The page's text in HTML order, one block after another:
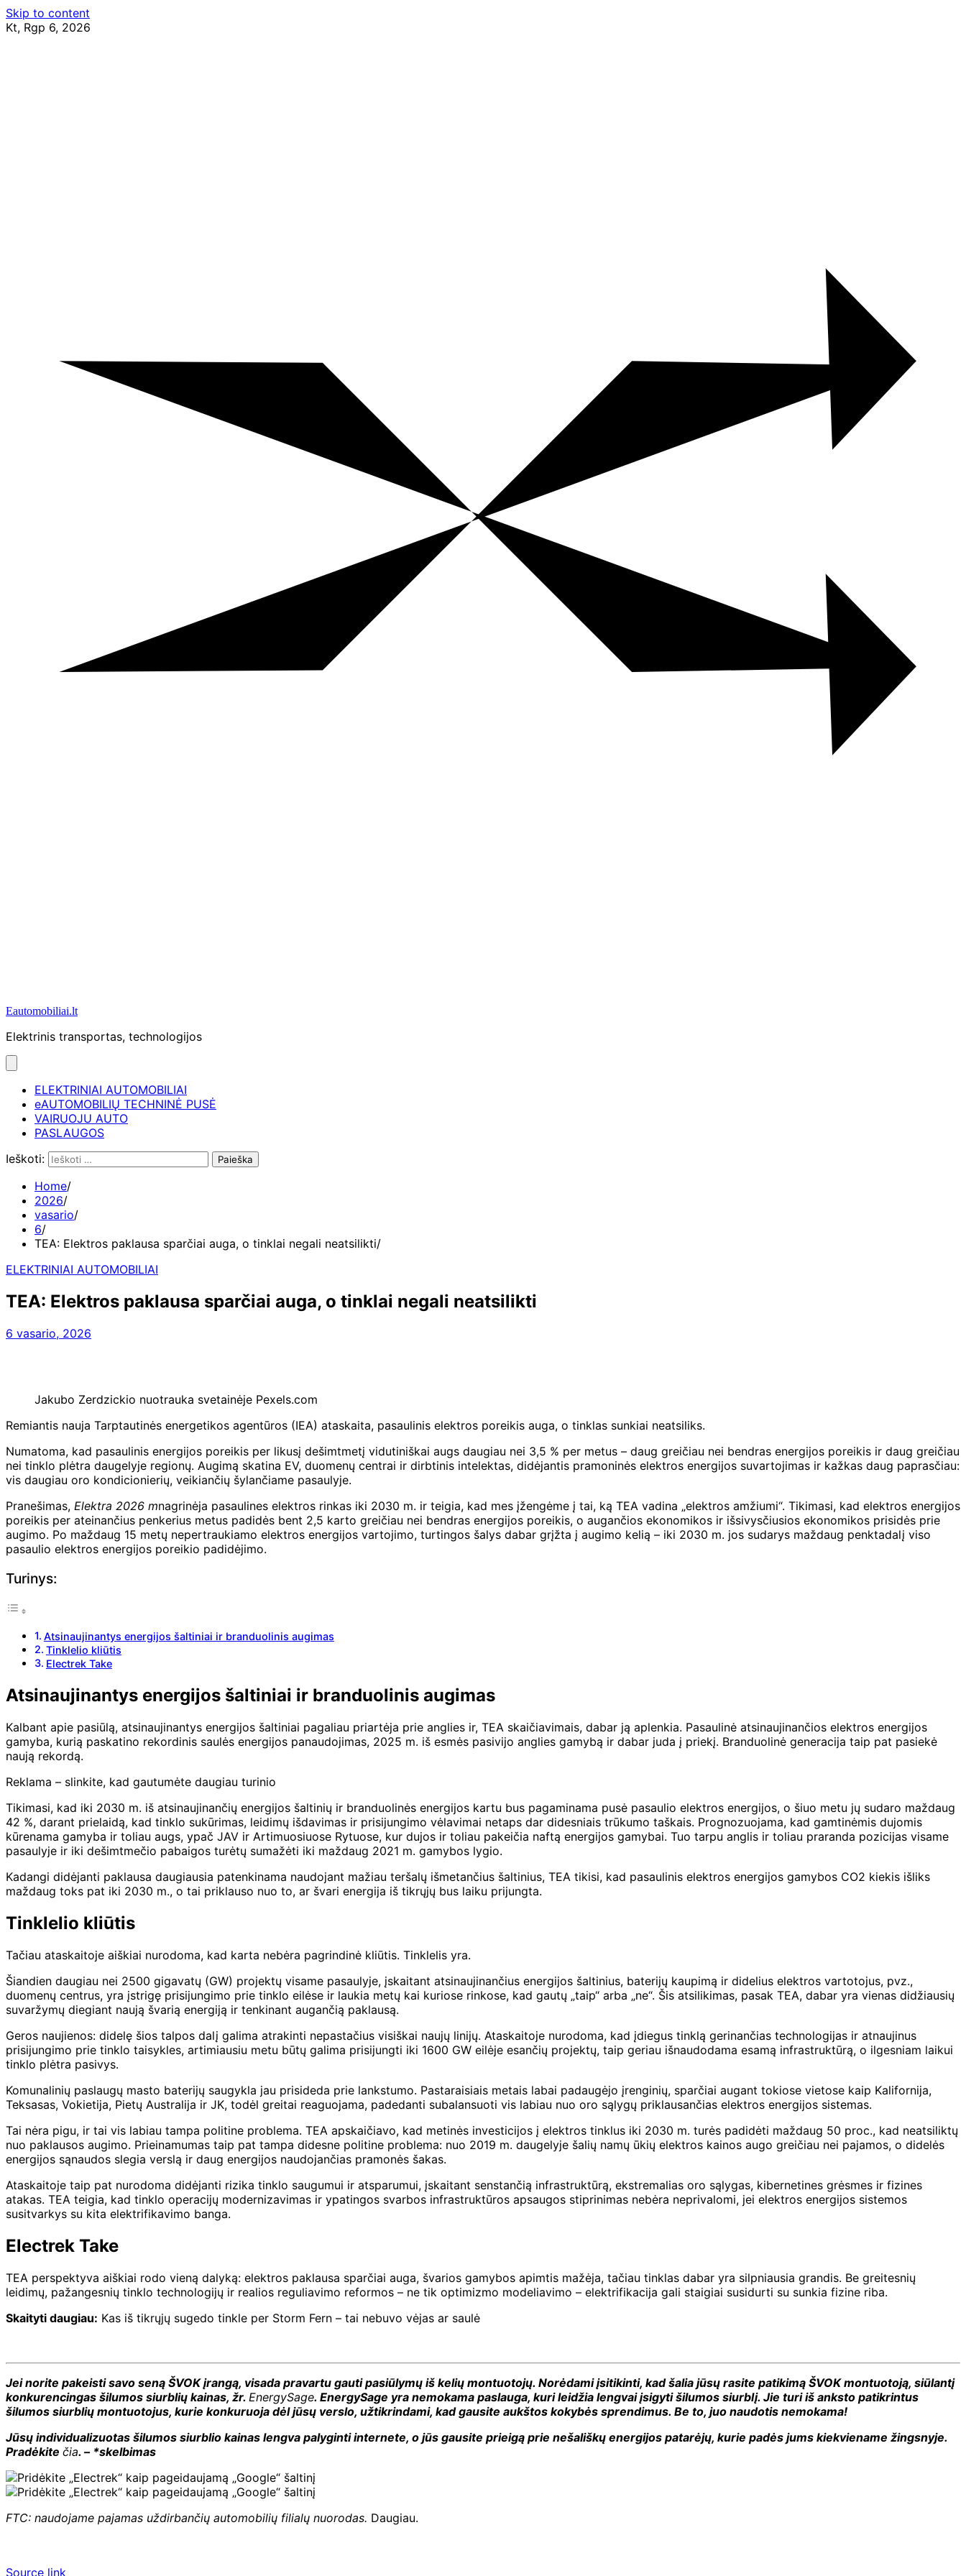
Skip to content
Kt, Rgp 6, 2026
Eautomobiliai.lt
Elektrinis transportas, technologijos
ELEKTRINIAI AUTOMOBILIAI
eAUTOMOBILIŲ TECHNINĖ PUSĖ
VAIRUOJU AUTO
PASLAUGOS
Ieškoti:
Home
2026
vasario
6
TEA: Elektros paklausa sparčiai auga, o tinklai negali neatsilikti
ELEKTRINIAI AUTOMOBILIAI
TEA: Elektros paklausa sparčiai auga, o tinklai negali neatsilikti
6 vasario, 2026
Jakubo Zerdzickio nuotrauka svetainėje Pexels.com
Remiantis nauja Tarptautinės energetikos agentūros (IEA) ataskaita, pasaulinis elektros poreikis auga, o tinklas sunkiai neatsiliks.
Numatoma, kad pasaulinis energijos poreikis per likusį dešimtmetį vidutiniškai augs daugiau nei 3,5 % per metus – daug greičiau nei bendras energijos poreikis ir daug greičiau
nei tinklo plėtra daugelyje regionų. Augimą skatina EV, duomenų centrai ir dirbtinis intelektas, didėjantis pramoninės elektros energijos suvartojimas ir kažkas daug paprasčiau:
vis daugiau oro kondicionierių, veikiančių šylančiame pasaulyje.
Pranešimas, Elektra 2026 mnagrinėja pasaulines elektros rinkas iki 2030 m. ir teigia, kad mes įžengėme į tai, ką TEA vadina „elektros amžiumi“. Tikimasi, kad elektros energijos
poreikis per ateinančius penkerius metus padidės bent 2,5 karto greičiau nei bendras energijos poreikis, o augančios ekonomikos ir išsivysčiusios ekonomikos prisidės prie
augimo. Po maždaug 15 metų nepertraukiamo elektros energijos vartojimo, turtingos šalys dabar grįžta į augimo kelią – iki 2030 m. jos sudarys maždaug penktadalį viso
pasaulio elektros energijos poreikio padidėjimo.
Turinys:
Atsinaujinantys energijos šaltiniai ir branduolinis augimas
Tinklelio kliūtis
Electrek Take
Atsinaujinantys energijos šaltiniai ir branduolinis augimas
Kalbant apie pasiūlą, atsinaujinantys energijos šaltiniai pagaliau priartėja prie anglies ir, TEA skaičiavimais, dabar ją aplenkia. Pasaulinė atsinaujinančios elektros energijos
gamyba, kurią paskatino rekordinis saulės energijos panaudojimas, 2025 m. iš esmės pasivijo anglies gamybą ir dabar juda į priekį. Branduolinė generacija taip pat pasiekė
naują rekordą.
Reklama – slinkite, kad gautumėte daugiau turinio
Tikimasi, kad iki 2030 m. iš atsinaujinančių energijos šaltinių ir branduolinės energijos kartu bus pagaminama pusė pasaulio elektros energijos, o šiuo metu jų sudaro maždaug
42 %, darant prielaidą, kad tinklo sukūrimas, leidimų išdavimas ir prisijungimo vėlavimai netaps dar didesniais trūkumo taškais. Prognozuojama, kad gamtinėmis dujomis
kūrenama gamyba ir toliau augs, ypač JAV ir Artimuosiuose Rytuose, kur dujos ir toliau pakeičia naftą energijos gamybai. Tuo tarpu anglis ir toliau praranda pozicijas visame
pasaulyje ir iki dešimtmečio pabaigos turėtų sumažėti iki maždaug 2021 m. gamybos lygio.
Kadangi didėjanti paklausa daugiausia patenkinama naudojant mažiau teršalų išmetančius šaltinius, TEA tikisi, kad pasaulinis elektros energijos gamybos CO2 kiekis išliks
maždaug toks pat iki 2030 m., o tai priklauso nuo to, ar švari energija iš tikrųjų bus laiku prijungta.
Tinklelio kliūtis
Tačiau ataskaitoje aiškiai nurodoma, kad karta nebėra pagrindinė kliūtis. Tinklelis yra.
Šiandien daugiau nei 2500 gigavatų (GW) projektų visame pasaulyje, įskaitant atsinaujinančius energijos šaltinius, baterijų kaupimą ir didelius elektros vartotojus, pvz.,
duomenų centrus, yra įstrigę prisijungimo prie tinklo eilėse ir laukia metų kai kuriose rinkose, kad gautų „taip“ arba „ne“. Šis atsilikimas, pasak TEA, dabar yra vienas didžiausių
suvaržymų diegiant naują švarią energiją ir tenkinant augančią paklausą.
Geros naujienos: didelę šios talpos dalį galima atrakinti nepastačius visiškai naujų linijų. Ataskaitoje nurodoma, kad įdiegus tinklą gerinančias technologijas ir atnaujinus
prisijungimo prie tinklo taisykles, artimiausiu metu būtų galima prisijungti iki 1600 GW eilėje esančių projektų, taip geriau išnaudodama esamą infrastruktūrą, o ilgesniam laikui
tinklo plėtra pasivys.
Komunalinių paslaugų masto baterijų saugykla jau prisideda prie lankstumo. Pastaraisiais metais labai padaugėjo įrenginių, sparčiai augant tokiose vietose kaip Kalifornija,
Teksasas, Vokietija, Pietų Australija ir JK, todėl greitai reaguojama, padedanti subalansuoti vis labiau nuo oro sąlygų priklausančias elektros energijos sistemas.
Tai nėra pigu, ir tai vis labiau tampa politine problema. TEA apskaičiavo, kad metinės investicijos į elektros tinklus iki 2030 m. turės padidėti maždaug 50 proc., kad neatsiliktų
nuo paklausos augimo. Prieinamumas taip pat tampa didesne politine problema: nuo 2019 m. daugelyje šalių namų ūkių elektros kainos augo greičiau nei pajamos, o didelės
energijos sąnaudos slegia verslą ir daug energijos naudojančias pramonės šakas.
Ataskaitoje taip pat nurodoma didėjanti rizika tinklo saugumui ir atsparumui, įskaitant senstančią infrastruktūrą, ekstremalias oro sąlygas, kibernetines grėsmes ir fizines
atakas. TEA teigia, kad tinklo operacijų modernizavimas ir ypatingos svarbos infrastruktūros apsaugos stiprinimas nebėra neprivalomi, jei elektros energijos sistemos
susitvarkys su kita elektrifikavimo banga.
Electrek Take
TEA perspektyva aiškiai rodo vieną dalyką: elektros paklausa sparčiai auga, švarios gamybos apimtis mažėja, tačiau tinklas dabar yra silpniausia grandis. Be greitesnių
leidimų, pažangesnių tinklo technologijų ir realios reguliavimo reformos – ne tik optimizmo modeliavimo – elektrifikacija gali staigiai susidurti su sunkia fizine riba.
Skaityti daugiau: Kas iš tikrųjų sugedo tinkle per Storm Fern – tai nebuvo vėjas ar saulė
Jei norite pakeisti savo seną ŠVOK įrangą, visada pravartu gauti pasiūlymų iš kelių montuotojų. Norėdami įsitikinti, kad šalia jūsų rasite patikimą ŠVOK montuotoją, siūlantį
konkurencingas šilumos siurblių kainas, žr. EnergySage. EnergySage yra nemokama paslauga, kuri leidžia lengvai įsigyti šilumos siurblį. Jie turi iš anksto patikrintus
šilumos siurblių montuotojus, kurie konkuruoja dėl jūsų verslo, užtikrindami, kad gausite aukštos kokybės sprendimus. Be to, juo naudotis nemokama!
Jūsų individualizuotas šilumos siurblio kainas lengva palyginti internete, o jūs gausite prieigą prie nešališkų energijos patarėjų, kurie padės jums kiekviename žingsnyje.
Pradėkite čia. – *skelbimas
FTC: naudojame pajamas uždirbančių automobilių filialų nuorodas. Daugiau.
Source link